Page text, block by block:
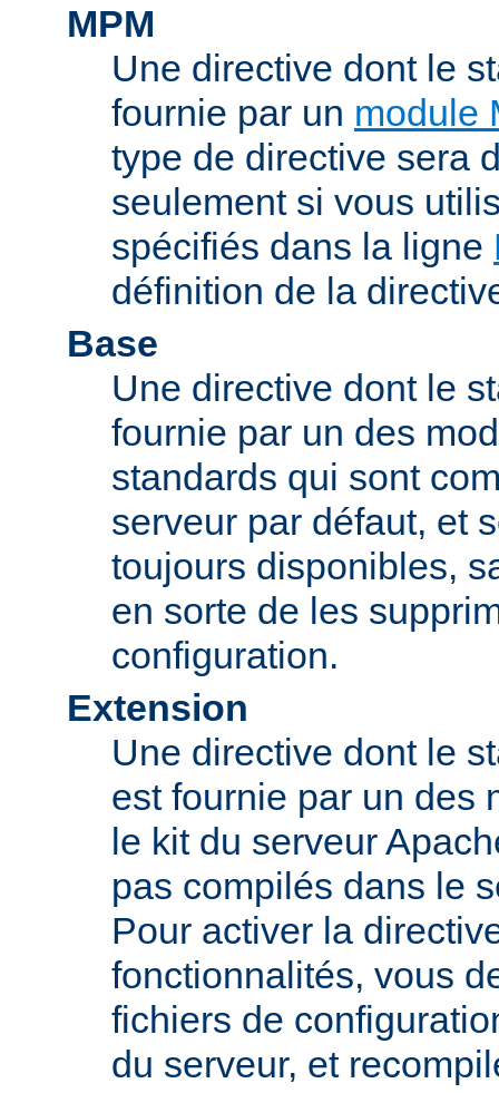
MPM
Une directive dont le
fournie par un module
type de directive sera
seulement si vous
spécifiés dans la ligne
définition de la
Base
Une directive dont le
fournie par un des
standards qui sont
serveur par défaut, et
toujours disponibles,
en sorte de les
configuration.
Extension
Une directive dont le
est fournie par un des
le kit du serveur
pas compilés dans le
Pour activer la
fonctionnalités, vous
fichiers de
du serveur, et